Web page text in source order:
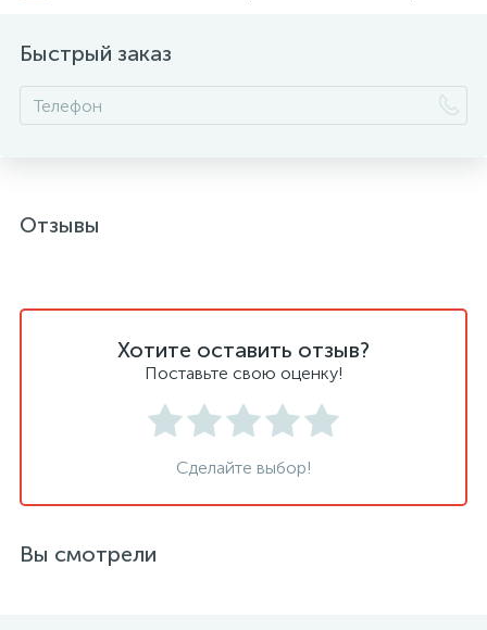
Быстрый заказ
Отзывы
Хотите оставить отзыв?
Поставьте свою оценку!
Сделайте выбор!
Вы смотрели